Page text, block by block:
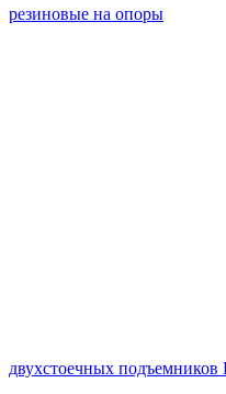
резиновые на опоры
двухстоечных подъемников